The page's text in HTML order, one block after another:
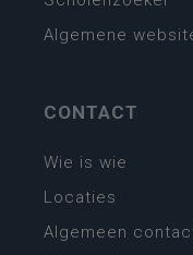
Algemene
CONTACT
Wie is wie
Locaties
Algemeen